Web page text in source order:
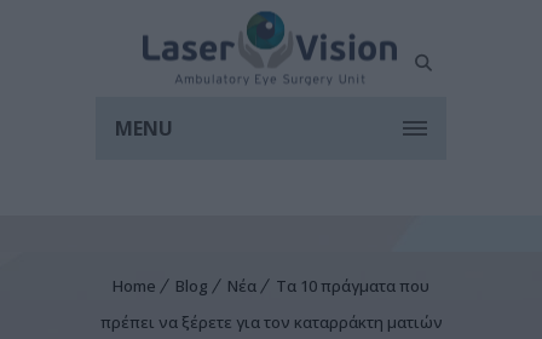
MENU
Home Blog Νέα
Τα 10 πράγματα που
πρέπει να ξέρετε για τον καταρράκτη ματιών